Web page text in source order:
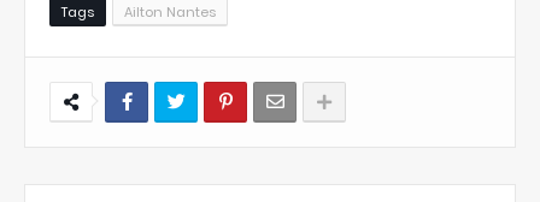
Tags Ailton Nantes